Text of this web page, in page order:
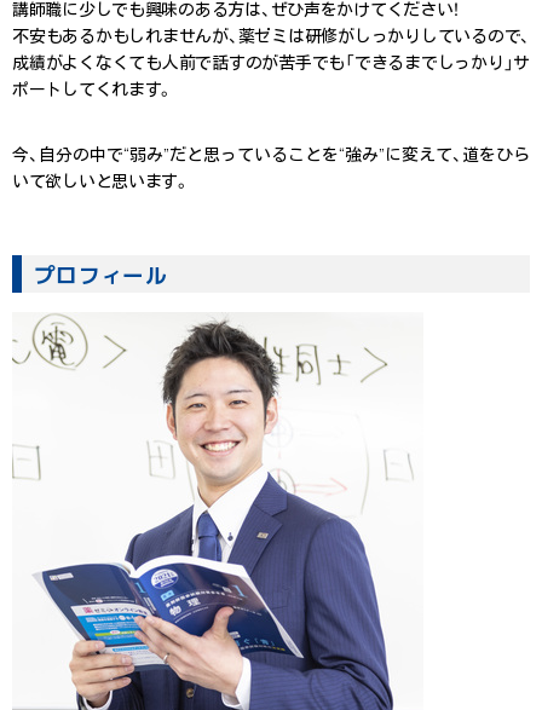
講師職に少しでも興味のある方は、ぜひ声をかけてください！
不安もあるかもしれませんが、薬ゼミは研修がしっかりしているので、
成績がよくなくても人前で話すのが苦手でも「できるまでしっかり」サ
ポートしてくれます。
今、自分の中で“弱み”だと思っていることを“強み”に変えて、道をひら
いて欲しいと思います。
プロフィール